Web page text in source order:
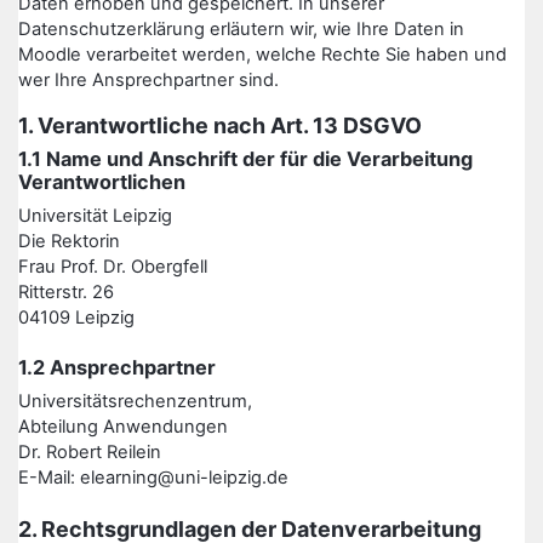
Datenschutzerklärung erläutern wir, wie Ihre Daten in
Moodle verarbeitet werden, welche Rechte Sie haben und
wer Ihre Ansprechpartner sind.
1. Verantwortliche nach Art. 13 DSGVO
1.1 Name und Anschrift der für die Verarbeitung
Verantwortlichen
Universität Leipzig
Die Rektorin
Frau Prof. Dr. Obergfell
Ritterstr. 26
04109 Leipzig
1.2 Ansprechpartner
Universitätsrechenzentrum,
Abteilung Anwendungen
Dr. Robert Reilein
E-Mail: elearning@uni-leipzig.de
2. Rechtsgrundlagen der Datenverarbeitung